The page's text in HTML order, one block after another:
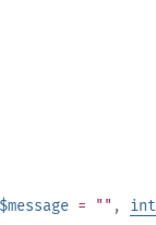
$message = "" , int